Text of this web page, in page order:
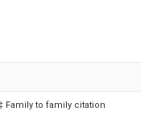
Family to family citation